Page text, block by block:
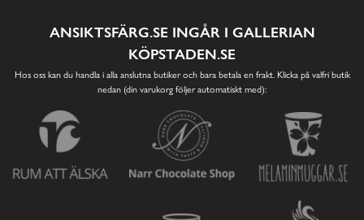
ANSIKTSFÄRG.SE INGÅR I GALLERIAN
KÖPSTADEN.SE
Hos oss kan du handla i alla anslutna butiker och bara betala en frakt. Klicka på valfri butik
nedan (din varukorg följer automatiskt med):